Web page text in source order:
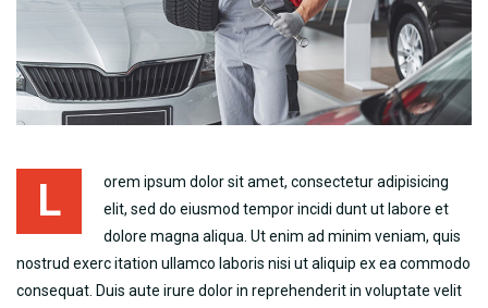
L
orem ipsum dolor sit amet, consectetur adipisicing
elit, sed do eiusmod tempor incidi dunt ut labore et
dolore magna aliqua. Ut enim ad minim veniam, quis
nostrud exerc itation ullamco laboris nisi ut aliquip ex ea commodo
consequat. Duis aute irure dolor in reprehenderit in voluptate velit